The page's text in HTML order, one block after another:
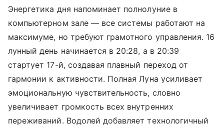
Энергетика дня напоминает полнолуние в
компьютерном зале — все системы работают на
максимуме, но требуют грамотного управления. 16
лунный день начинается в 20:28, а в 20:39
стартует 17-й, создавая плавный переход от
гармонии к активности. Полная Луна усиливает
эмоциональную чувствительность, словно
увеличивает громкость всех внутренних
переживаний. Водолей добавляет технологичный